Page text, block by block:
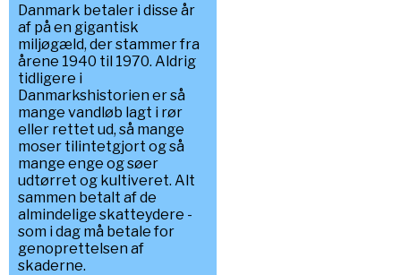
Danmark betaler i disse år
af på en gigantisk
miljøgæld, der stammer fra
årene 1940 til 1970. Aldrig
tidligere i
Danmarkshistorien er så
mange vandløb lagt i rør
eller rettet ud, så mange
moser tilintetgjort og så
mange enge og søer
udtørret og kultiveret. Alt
sammen betalt af de
almindelige skatteydere -
som i dag må betale for
genoprettelsen af
skaderne.